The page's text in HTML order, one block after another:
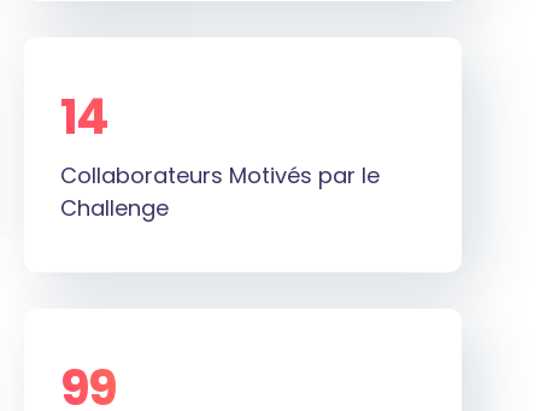
14
Collaborateurs Motivés par le
Challenge
99